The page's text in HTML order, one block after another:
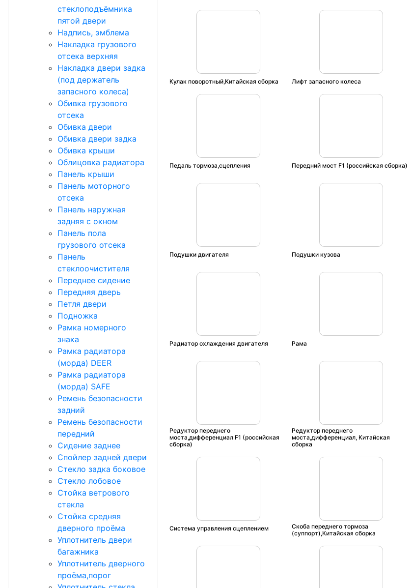
стеклоподъёмника
пятой двери
Надпись, эмблема
Накладка грузового
отсека верхняя
Накладка двери задка
(под держатель
запасного колеса)
Обивка грузового
отсека
Обивка двери
Обивка двери задка
Обивка крыши
Облицовка радиатора
Панель крыши
Панель моторного
отсека
Панель наружная
задняя с окном
Панель пола
грузового отсека
Панель
стеклоочистителя
Переднее сидение
Передняя дверь
Петля двери
Подножка
Рамка номерного
знака
Рамка радиатора
(морда) DEER
Рамка радиатора
(морда) SAFE
Ремень безопасности
задний
Ремень безопасности
передний
Сидение заднее
Спойлер задней двери
Стекло задка боковое
Стекло лобовое
Стойка ветрового
стекла
Стойка средняя
дверного проёма
Уплотнитель двери
багажника
Уплотнитель дверного
проёма,порог
Кулак поворотный,Китайская сборка Лифт запасного колеса
Педаль тормоза,сцепления Передний мост F1 (российская сборка)
Подушки двигателя Подушки кузова
Радиатор охлаждения двигателя Рама
Редуктор переднего
моста,дифференциал F1 (российская
сборка)
Редуктор переднего
моста,дифференциал, Китайская
сборка
Система управления сцеплением
Скоба переднего тормоза
(суппорт),Китайская сборка